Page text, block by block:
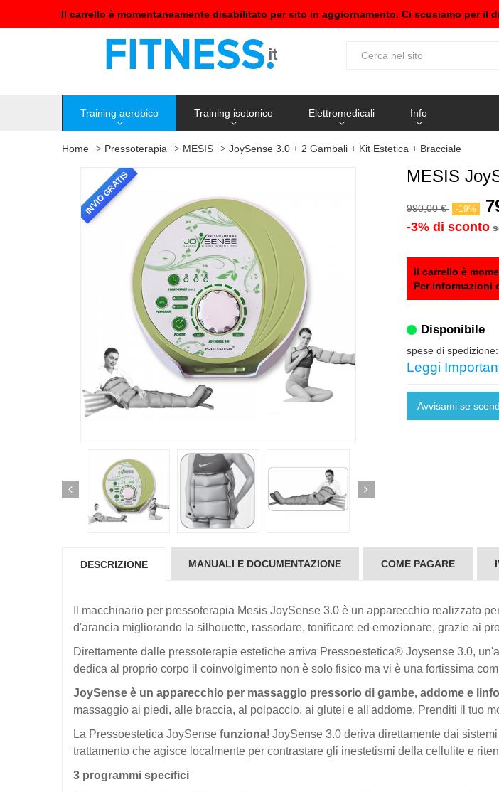
Il carrello è momentaneamente disabilitato per sito in aggiornamento. Ci scusiamo per il
Training aerobico Training isotonico Elettromedicali Info
Home Pressoterapia MESIS JoySense 3.0 + 2 Gambali + Kit Estetica + Bracciale
INVIO GRATIS MESIS
990,00 € -19%
-3% di sconto
Il carrello è
Per informazioni
Disponibile
spese di
Leggi
Avvisami se
DESCRIZIONE MANUALI E DOCUMENTAZIONE COME PAGARE
Il macchinario per pressoterapia Mesis JoySense 3.0 è un apparecchio realizzato
d'arancia migliorando la silhouette, rassodare, tonificare ed emozionare, grazie ai
Direttamente dalle pressoterapie estetiche arriva Pressoestetica® Joysense 3.0,
dedica al proprio corpo il coinvolgimento non è solo fisico ma vi è una fortissima
JoySense è un apparecchio per massaggio pressorio di gambe, addome e
massaggio ai piedi, alle braccia, al polpaccio, ai glutei e all'addome. Prenditi il tuo
La Pressoestetica JoySense funziona! JoySense 3.0 deriva direttamente dai
trattamento che agisce localmente per contrastare gli inestetismi della cellulite e
3 programmi specifici